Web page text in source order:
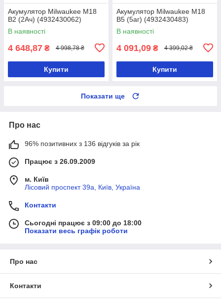
Акумулятор Milwaukee M18
B2 (2Ач) (4932430062)
В наявності
4 648,87 ₴ 4 998,78 ₴
Купити
Акумулятор Milwaukee M18
B5 (5аг) (4932430483)
В наявності
4 091,09 ₴ 4 399,02 ₴
Купити
Показати ще
Про нас
96% позитивних з 136 відгуків за рік
Працює з 26.09.2009
м. Київ
Лісовий проспект 39а, Київ, Україна
Контакти
Сьогодні працює з 09:00 до 18:00
Показати весь графік роботи
Про нас
Контакти